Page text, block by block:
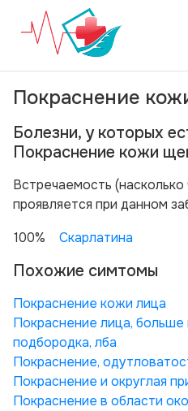
Покраснение
Болезни, у которых
Покраснение кожи
Вcтречаемость
проявляется при данном
100%
Скарлатина
Похожие симтомы
Покраснение кожи лица
Покраснение лица, больше
подбородка, лба
Покраснение,
Покраснение и округлая
Покраснение в области